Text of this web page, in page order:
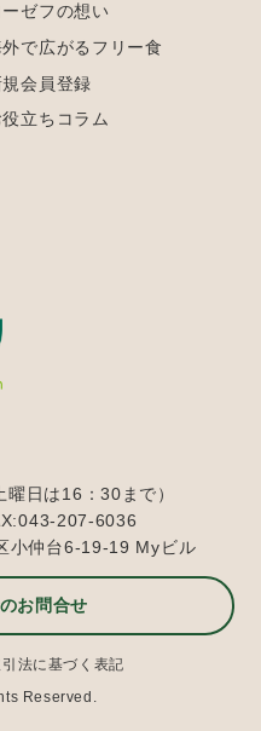
日は16：30まで）
207-6036
小仲台6-19-19 Myビル
お問合せ
法に基づく表記
Reserved.
ーゼフの想い
で広がるフリー食
規会員登録
役立ちコラム